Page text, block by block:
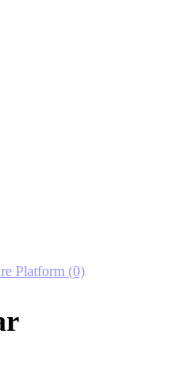
Platform (0)